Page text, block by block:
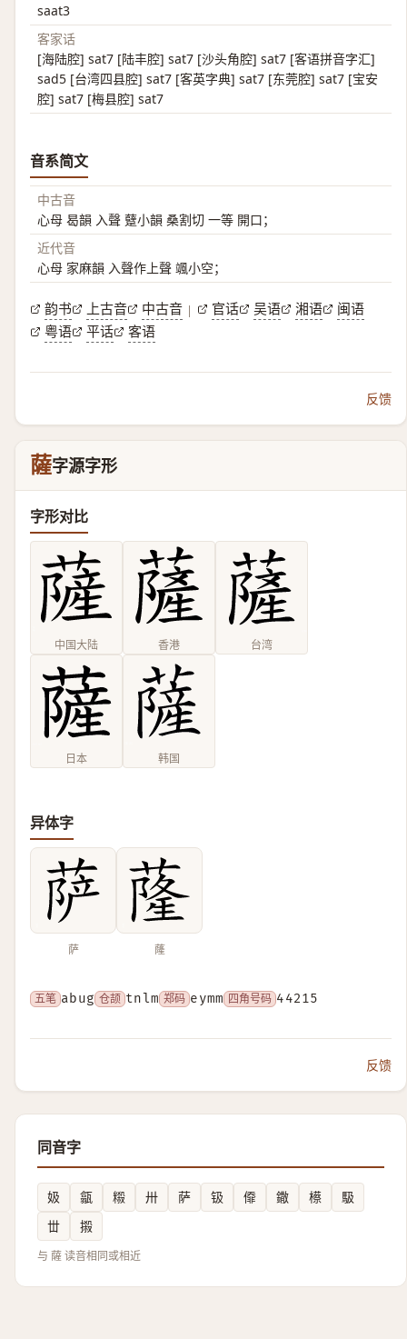
saat3
客家话
[海陆腔] sat7 [陆丰腔] sat7 [沙头角腔] sat7 [客语拼音字汇]
sad5 [台湾四县腔] sat7 [客英字典] sat7 [东莞腔] sat7 [宝安
腔] sat7 [梅县腔] sat7
音系简文
中古音
心母 曷韻 入聲 躠小韻 桑割切 一等 開口；
近代音
心母 家麻韻 入聲作上聲 颯小空；
韵书 上古音 中古音 | 官话 吴语 湘语
闽语
粤语
平话 客语
反馈
薩字源字形
字形对比
中国大陆 香港 台湾
日本 韩国
异体字
萨 蕯
五笔 abug 仓颉 tnlm 郑码 eymm 四角号码 44215
反馈
同音字
㚫 㽂 䊛 卅 萨 钑 㒎 鏾 櫒
馺
丗
摋
与 薩 读音相同或相近